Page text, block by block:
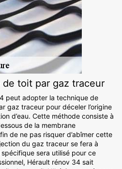
toit par gaz traceur
peut adopter la technique de
gaz traceur pour déceler l’origine
d’eau. Cette méthode consiste à
de la membrane
de ne pas risquer d’abîmer cette
du gaz traceur se fera à
sera utilisé pour ce
Hérault rénov 34 sait